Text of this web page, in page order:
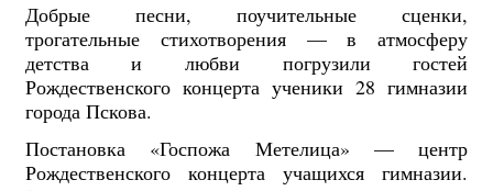
Добрые песни, поучительные сценки,
трогательные стихотворения — в атмосферу
детства и любви погрузили гостей
Рождественского концерта ученики 28 гимназии
города Пскова.
Постановка «Госпожа Метелица» — центр
Рождественского концерта учащихся гимназии.